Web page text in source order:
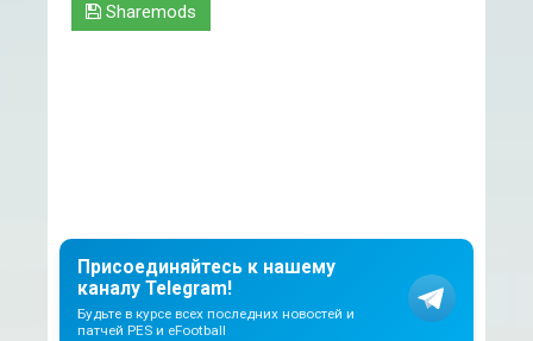
Sharemods
Присоединяйтесь к нашему
каналу Telegram!
Будьте в курсе всех последних новостей и
патчей PES и eFootball